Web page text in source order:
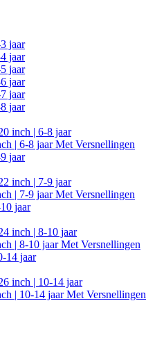
jaar
jaar
jaar
jaar
jaar
jaar
inch | 6-8 jaar
| 6-8 jaar Met Versnellingen
jaar
inch | 7-9 jaar
| 7-9 jaar Met Versnellingen
jaar
inch | 8-10 jaar
| 8-10 jaar Met Versnellingen
14 jaar
inch | 10-14 jaar
| 10-14 jaar Met Versnellingen